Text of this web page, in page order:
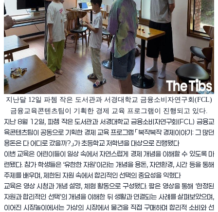
지난달 12일 파쳄 작은 도서관과 서경대학교 금융소비자연구회(FCL)
금융교육콘텐츠팀이 기획한 경제 교육 프로그램이 진행되고 있다.
지난 8월 12일, 파쳄 작은 도서관과 서경대학교 금융소비자연구회(FCL) 금융교
육콘텐츠팀이 공동으로 기획한 경제 교육 프로그램 「복작복작 경제이야기: 그 많던
용돈은 다 어디로 갔을까?」가 초등학교 저학년을 대상으로 진행됐다
이번 교육은 어린이들이 일상 속에서 자연스럽게 경제 개념을 이해할 수 있도록 마
련됐다. 참가 학생들은 ‘유한한 자원’이라는 개념을 용돈, 자연환경, 시간 등을 통해
주제를 배우며, 제한된 자원 속에서 합리적인 선택의 중요성을 익혔다
교육은 영상 시청과 개념 설명, 체험 활동으로 구성됐다. 짧은 영상을 통해 ‘한정된
자원과 합리적인 선택’의 개념을 이해한 뒤 생활과 연결되는 사례를 살펴보았으며,
이어진 시장놀이에서는 가상의 시장에서 물건을 직접 구매하며 합리적 소비와 선